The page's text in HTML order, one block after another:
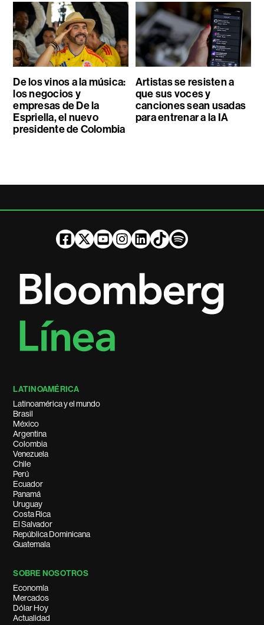
De los vinos a la música:
los negocios y
empresas de De la
Espriella, el nuevo
presidente de Colombia
Artistas se resisten a
que sus voces y
canciones sean usadas
para entrenar a la IA
LATINOAMÉRICA
Latinoamérica y el mundo
Brasil
México
Argentina
Colombia
Venezuela
Chile
Perú
Ecuador
Panamá
Uruguay
Costa Rica
El Salvador
República Dominicana
Guatemala
SOBRE NOSOTROS
Economía
Mercados
Dólar Hoy
Actualidad